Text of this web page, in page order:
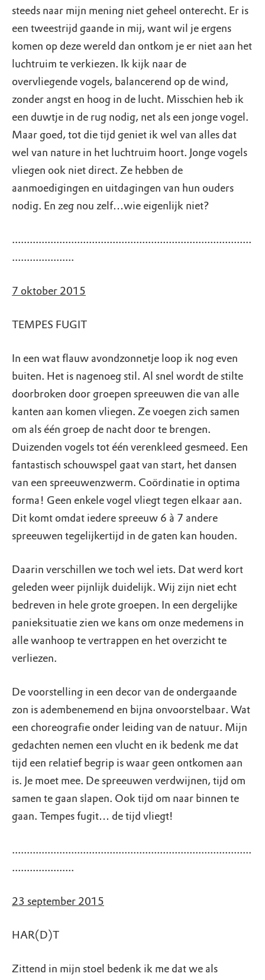
steeds naar mijn mening niet geheel onterecht. Er is
een tweestrijd gaande in mij, want wil je ergens
komen op deze wereld dan ontkom je er niet aan het
luchtruim te verkiezen. Ik kijk naar de
overvliegende vogels, balancerend op de wind,
zonder angst en hoog in de lucht. Misschien heb ik
een duwtje in de rug nodig, net als een jonge vogel.
Maar goed, tot die tijd geniet ik wel van alles dat
wel van nature in het luchtruim hoort. Jonge vogels
vliegen ook niet direct. Ze hebben de
aanmoedigingen en uitdagingen van hun ouders
nodig. En zeg nou zelf…wie eigenlijk niet?
.................................................................................
.....................
7 oktober 2015
TEMPES FUGIT
In een wat flauw avondzonnetje loop ik nog even
buiten. Het is nagenoeg stil. Al snel wordt de stilte
doorbroken door groepen spreeuwen die van alle
kanten aan komen vliegen. Ze voegen zich samen
om als één groep de nacht door te brengen.
Duizenden vogels tot één verenkleed gesmeed. Een
fantastisch schouwspel gaat van start, het dansen
van een spreeuwenzwerm. Coördinatie in optima
forma! Geen enkele vogel vliegt tegen elkaar aan.
Dit komt omdat iedere spreeuw 6 à 7 andere
spreeuwen tegelijkertijd in de gaten kan houden.
Daarin verschillen we toch wel iets. Dat werd kort
geleden weer pijnlijk duidelijk. Wij zijn niet echt
bedreven in hele grote groepen. In een dergelijke
panieksituatie zien we kans om onze medemens in
alle wanhoop te vertrappen en het overzicht te
verliezen.
De voorstelling in een decor van de ondergaande
zon is adembenemend en bijna onvoorstelbaar. Wat
een choreografie onder leiding van de natuur. Mijn
gedachten nemen een vlucht en ik bedenk me dat
tijd een relatief begrip is waar geen ontkomen aan
is. Je moet mee. De spreeuwen verdwijnen, tijd om
samen te gaan slapen. Ook tijd om naar binnen te
gaan. Tempes fugit… de tijd vliegt!
.................................................................................
.....................
23 september 2015
HAR(D)T
Zittend in mijn stoel bedenk ik me dat we als